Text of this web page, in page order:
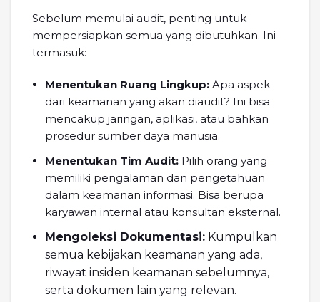
Sebelum memulai audit, penting untuk
mempersiapkan semua yang dibutuhkan. Ini
termasuk:
Menentukan Ruang Lingkup: Apa aspek
dari keamanan yang akan diaudit? Ini bisa
mencakup jaringan, aplikasi, atau bahkan
prosedur sumber daya manusia.
Menentukan Tim Audit: Pilih orang yang
memiliki pengalaman dan pengetahuan
dalam keamanan informasi. Bisa berupa
karyawan internal atau konsultan eksternal.
Mengoleksi Dokumentasi: Kumpulkan
semua kebijakan keamanan yang ada,
riwayat insiden keamanan sebelumnya,
serta dokumen lain yang relevan.